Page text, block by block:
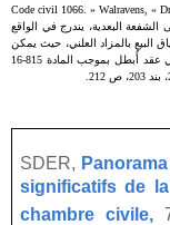
Code civil 1066. » Walravens, «
البعدية، يندرج في الواقع
البيع بالمزاد العلني، حيث يمكن
تصنيفها كبعدية، إذ لا يمكن للشريك الشفيع الحلول محل المشتري في عقد أُبطل بموجب المادة 815-16
SDER,
significatifs de
chambre civile,